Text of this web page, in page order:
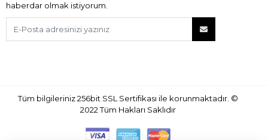
haberdar olmak istiyorum.
Tüm bilgileriniz 256bit SSL Sertifikası ile korunmaktadır. ©
2022Tüm Hakları Saklıdır